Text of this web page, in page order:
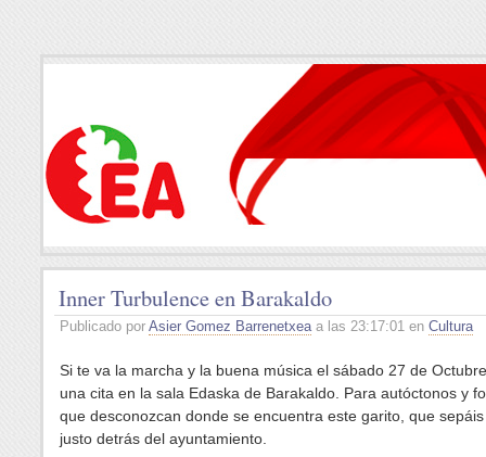
Inner Turbulence en Barakaldo
Publicado por Asier Gomez Barrenetxeaa las 23:17:01 en Cultura
Si te va la marcha y la buena música el sábado 27 de
una cita en la sala Edaska de Barakaldo. Para autóctonos y
que desconozcan donde se encuentra este garito, que
justo detrás del ayuntamiento.